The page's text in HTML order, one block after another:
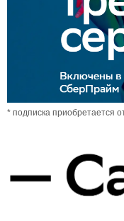
* подписка приобретается